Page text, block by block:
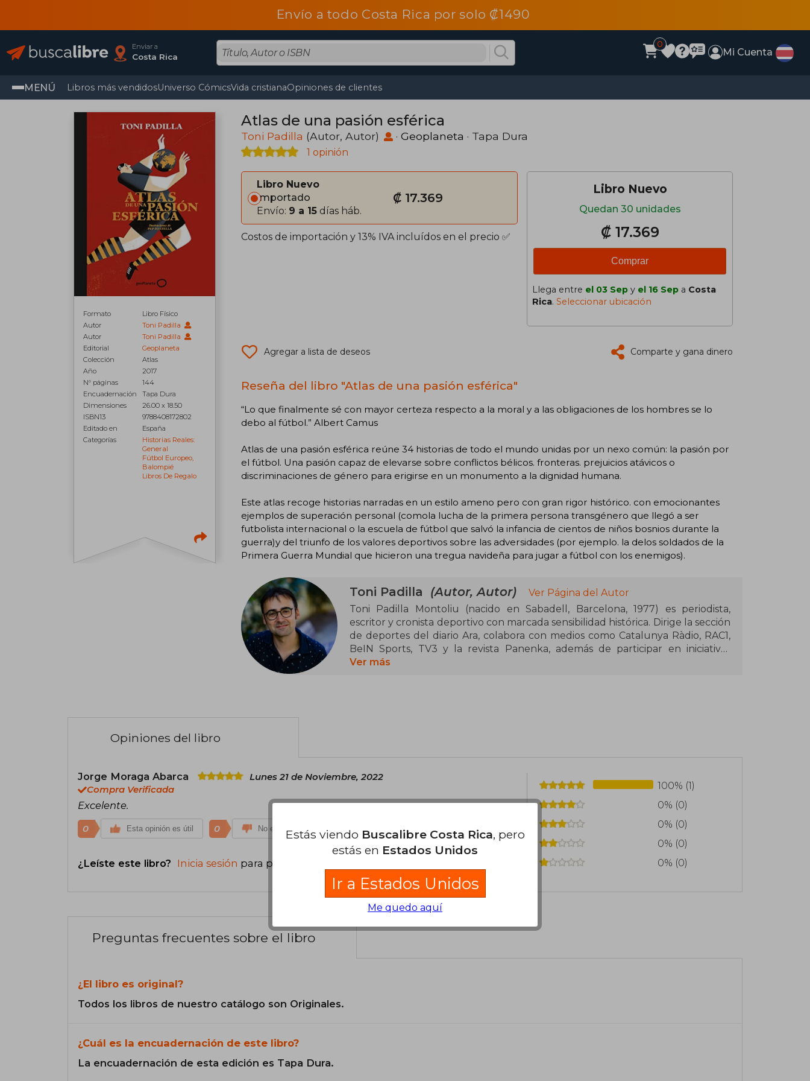
Envío a todo Costa Rica por solo ₡1490
Enviar a
Costa Rica
0
Mi Cuenta
MENÚ Libros más vendidosUniverso CómicsVida cristianaOpiniones de clientes
Formato
Libro Físico
Autor
Toni Padilla
Autor
Toni Padilla
Editorial
Geoplaneta
Colección
Atlas
Año
2017
N° páginas
144
Encuadernación
Tapa Dura
Dimensiones
26.00 x 18.50
ISBN13
9788408172802
Editado en
España
Categorías
Historias Reales:
General
Fútbol Europeo,
Balompié
Libros De Regalo
Atlas de una pasión esférica
Toni Padilla (Autor, Autor) · Geoplaneta · Tapa Dura
1 opinión
Libro Nuevo
Importado
Envío: 9 a 15 días háb.
₡ 17.369
Costos de importación y 13% IVA incluídos en el precio ✅
Libro Nuevo
Quedan 30 unidades
₡ 17.369
Comprar
Llega entre el 03 Sep y el 16 Sep a Costa
Rica. Seleccionar ubicación
Agregar a lista de deseos Comparte y gana dinero
Reseña del libro "Atlas de una pasión esférica"
“Lo que finalmente sé con mayor certeza respecto a la moral y a las obligaciones de los hombres se lo
debo al fútbol.” Albert Camus
Atlas de una pasión esférica reúne 34 historias de todo el mundo unidas por un nexo común: la pasión por
el fútbol. Una pasión capaz de elevarse sobre conflictos bélicos. fronteras. prejuicios atávicos o
discriminaciones de género para erigirse en un monumento a la dignidad humana.
Este atlas recoge historias narradas en un estilo ameno pero con gran rigor histórico. con emocionantes
ejemplos de superación personal (comola lucha de la primera persona transgénero que llegó a ser
futbolista internacional o la escuela de fútbol que salvó la infancia de cientos de niños bosnios durante la
guerra)y del triunfo de los valores deportivos sobre las adversidades (por ejemplo. la delos soldados de la
Primera Guerra Mundial que hicieron una tregua navideña para jugar a fútbol con los enemigos).
Toni Padilla (Autor, Autor)
Ver Página del Autor
Toni Padilla Montoliu (nacido en Sabadell, Barcelona, 1977) es periodista,
escritor y cronista deportivo con marcada sensibilidad histórica. Dirige la sección
de deportes del diario Ara, colabora con medios como Catalunya Ràdio, RAC1,
BeIN Sports, TV3 y la revista Panenka, además de participar en iniciativas
digitales como Marcadorint.com. Combina su pasión por el fútbol con el análisis
la política, la historia y la sociedad. Hasta ahora no hay constancia de que haya
rigor, claridad narrativa y su capacidad para conectar hechos históricos con
Ver más
Opiniones del libro
Jorge Moraga Abarca
Lunes 21 de Noviembre, 2022
Compra Verificada
Excelente.
0 Esta opinión es útil 0 No es útil
¿Leíste este libro? Inicia sesión para poder agregar tu propia evaluación
100% (1)
0% (0)
0% (0)
0% (0)
0% (0)
Preguntas frecuentes sobre el libro
¿El libro es original?
Todos los libros de nuestro catálogo son Originales.
¿Cuál es la encuadernación de este libro?
La encuadernación de esta edición es Tapa Dura.
Estás viendo Buscalibre Costa Rica, pero
estás en Estados Unidos
Ir a Estados Unidos
Me quedo aquí